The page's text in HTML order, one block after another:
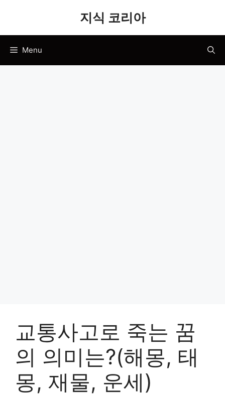
지식 코리아
Menu
교통사고로 죽는 꿈
의 의미는?(해몽, 태
몽, 재물, 운세)